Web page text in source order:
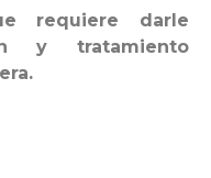
requiere darle
y tratamiento